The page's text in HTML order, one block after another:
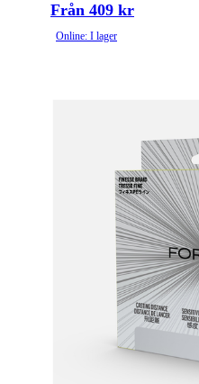
Från 409 kr
Online: I lager